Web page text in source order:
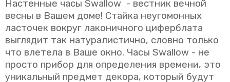
Настенные часы Swallow - вестник вечной
весны в Вашем доме! Стайка неугомонных
ласточек вокруг лаконичного циферблата
выглядит так натуралистично, словно только
что влетела в Ваше окно. Часы Swallow - не
просто прибор для определения времени, это
уникальный предмет декора, который будут